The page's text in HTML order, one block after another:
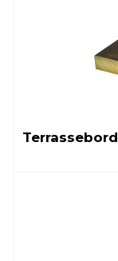
Terrassebord